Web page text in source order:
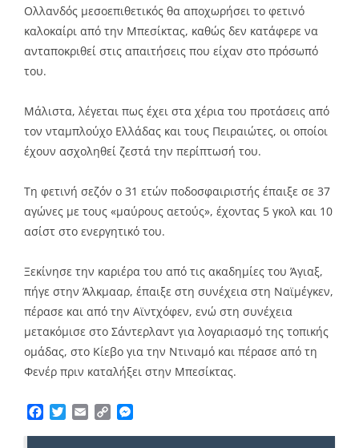
Ολλανδός μεσοεπιθετικός θα αποχωρήσει το φετινό
καλοκαίρι από την Μπεσίκτας, καθώς δεν κατάφερε να
ανταποκριθεί στις απαιτήσεις που είχαν στο πρόσωπό
του.
Μάλιστα, λέγεται πως έχει στα χέρια του προτάσεις από
τον νταμπλούχο Ελλάδας και τους Πειραιώτες, οι οποίοι
έχουν ασχοληθεί ζεστά την περίπτωσή του.
Τη φετινή σεζόν ο 31 ετών ποδοσφαιριστής έπαιξε σε 37
αγώνες με τους «μαύρους αετούς», έχοντας 5 γκολ και 10
ασίστ στο ενεργητικό του.
Ξεκίνησε την καριέρα του από τις ακαδημίες του Άγιαξ,
πήγε στην Άλκμααρ, έπαιξε στη συνέχεια στη Ναϊμέγκεν,
πέρασε και από την Αϊντχόφεν, ενώ στη συνέχεια
μετακόμισε στο Σάντερλαντ για λογαριασμό της τοπικής
ομάδας, στο Κίεβο για την Ντιναμό και πέρασε από τη
Φενέρ πριν καταλήξει στην Μπεσίκτας.
Facebook
TwitterEmailCopy